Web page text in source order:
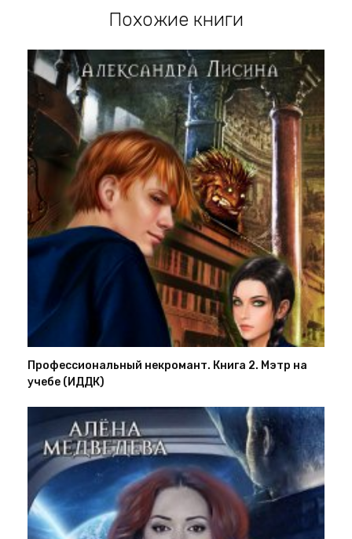
Похожие книги
Профессиональный некромант. Книга 2. Мэтр на
учебе (ИДДК)